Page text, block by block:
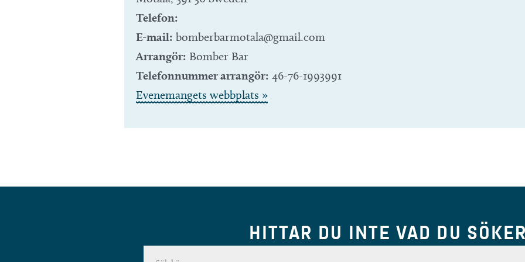
Telefon:
E-mail: bomberbarmotala@gmail.com
Arrangör: Bomber Bar
Telefonnummer arrangör: 46-76-1993991
Evenemangets webbplats »
HITTAR DU INTE VAD DU